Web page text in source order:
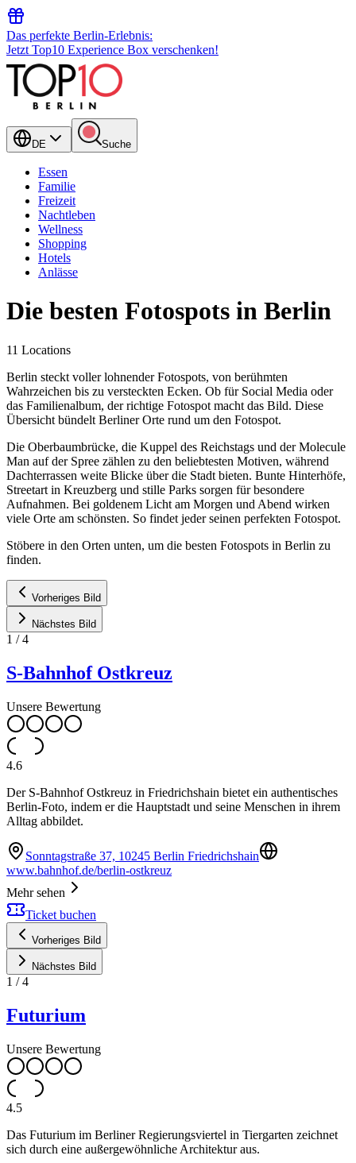
Das perfekte Berlin-Erlebnis:
Jetzt Top10 Experience Box verschenken!
DE Suche
Essen
Familie
Freizeit
Nachtleben
Wellness
Shopping
Hotels
Anlässe
Die besten Fotospots in Berlin
11 Locations
Berlin steckt voller lohnender Fotospots, von berühmten
Wahrzeichen bis zu versteckten Ecken. Ob für Social Media oder
das Familienalbum, der richtige Fotospot macht das Bild. Diese
Übersicht bündelt Berliner Orte rund um den Fotospot.
Die Oberbaumbrücke, die Kuppel des Reichstags und der Molecule
Man auf der Spree zählen zu den beliebtesten Motiven, während
Dachterrassen weite Blicke über die Stadt bieten. Bunte Hinterhöfe,
Streetart in Kreuzberg und stille Parks sorgen für besondere
Aufnahmen. Bei goldenem Licht am Morgen und Abend wirken
viele Orte am schönsten. So findet jeder seinen perfekten Fotospot.
Stöbere in den Orten unten, um die besten Fotospots in Berlin zu
finden.
Vorheriges Bild
Nächstes Bild
1 /4
S-Bahnhof Ostkreuz
Unsere Bewertung
4.6
Der S-Bahnhof Ostkreuz in Friedrichshain bietet ein authentisches
Berlin-Foto, indem er die Hauptstadt und seine Menschen in ihrem
Alltag abbildet.
Sonntagstraße 37, 10245 Berlin Friedrichshain
www.bahnhof.de/berlin-ostkreuz
Mehr sehen
Ticket buchen
Vorheriges Bild
Nächstes Bild
1 /4
Futurium
Unsere Bewertung
4.5
Das Futurium im Berliner Regierungsviertel in Tiergarten zeichnet
sich durch eine außergewöhnliche Architektur aus.